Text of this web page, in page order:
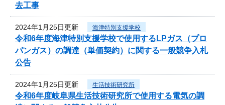
去工事
2024年1月25日更新 海津特別支援学校
令和6年度海津特別支援学校で使用するLPガス（プロ
パンガス）の調達（単価契約）に関する一般競争入札
公告
2024年1月25日更新 生活技術研究所
令和6年度岐阜県生活技術研究所で使用する電気の調